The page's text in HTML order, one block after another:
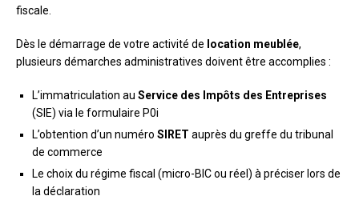
fiscale.
Dès le démarrage de votre activité de location meublée,
plusieurs démarches administratives doivent être accomplies :
L’immatriculation au Service des Impôts des Entreprises
(SIE) via le formulaire P0i
L’obtention d’un numéro SIRET auprès du greffe du tribunal
de commerce
Le choix du régime fiscal (micro-BIC ou réel) à préciser lors de
la déclaration